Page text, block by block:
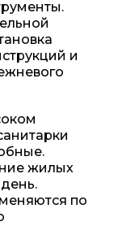
и
жилых
по